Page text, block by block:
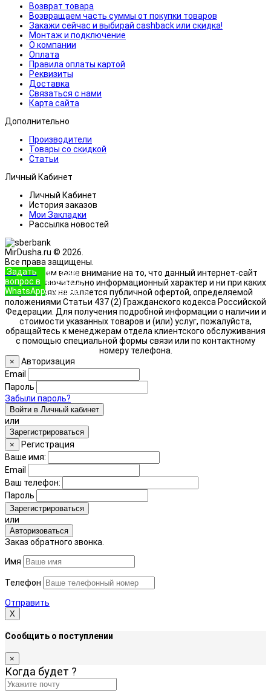
Возврат товара
Возвращаем часть суммы от покупки товаров
Закажи сейчас и выбирай cashback или скидка!
Монтаж и подключение
О компании
Оплата
Правила оплаты картой
Реквизиты
Доставка
Связаться с нами
Карта сайта
Дополнительно
Производители
Товары со скидкой
Статьи
Личный Кабинет
Личный Кабинет
История заказов
Мои Закладки
Рассылка новостей
MirDusha.ru © 2026.
Все права защищены.
Обращаем ваше внимание на то, что данный интернет-сайт
носит исключительно информационный характер и ни при каких
условиях не является публичной офертой, определяемой
положениями Статьи 437 (2) Гражданского кодекса Российской
Федерации. Для получения подробной информации о наличии и
стоимости указанных товаров и (или) услуг, пожалуйста,
обращайтесь к менеджерам отдела клиентского обслуживания
с помощью специальной формы связи или по контактному
номеру телефона.
Задать
вопрос в
WhatsApp
+7 (933)
888-8322
Позвонить
×
Авторизация
Email
Пароль
Забыли пароль?
Войти в Личный кабинет
или
Зарегистрироваться
×
Регистрация
Ваше имя:
Email
Ваш телефон:
Пароль
Зарегистрироваться
или
Авторизоваться
Заказ обратного звонка.
Имя
Телефон
Отправить
Х
Сообщить о поступлении
×
Когда будет ?